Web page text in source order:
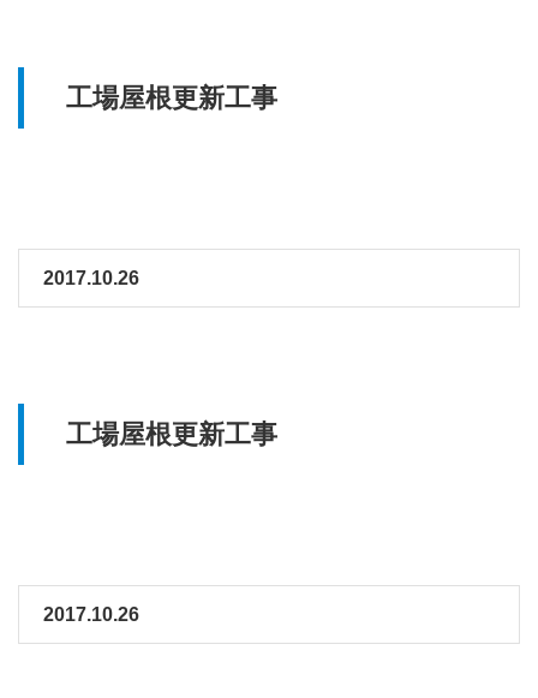
工場屋根更新工事
2017.10.26
工場屋根更新工事
2017.10.26